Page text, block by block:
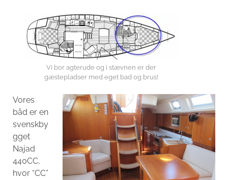
Vi bor agterude og i stævnen er der
gæstepladser med eget bad og brus!
Vores
båd er en
svenskby
gget
Najad
440CC,
hvor “CC”